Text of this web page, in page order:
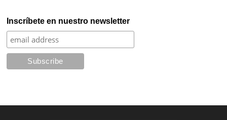
Inscríbete en nuestro newsletter